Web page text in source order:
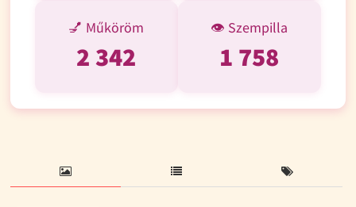
💅 Műköröm
2 342
👁️ Szempilla
1 758